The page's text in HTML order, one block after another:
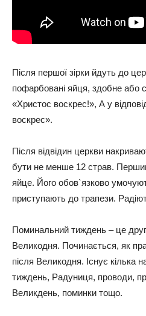
Після першої зірки йдуть до
пофарбовані яйця, здобне або
«Христос воскрес!», А у
воскрес».
Після відвідин церкви
бути не менше 12 страв.
яйце. Його обов`язково
приступають до трапези.
Поминальний тиждень – це
Великодня. Починається, як
після Великодня. Існує кілька
тиждень, Радуниця, проводи,
Великдень, поминки тощо.